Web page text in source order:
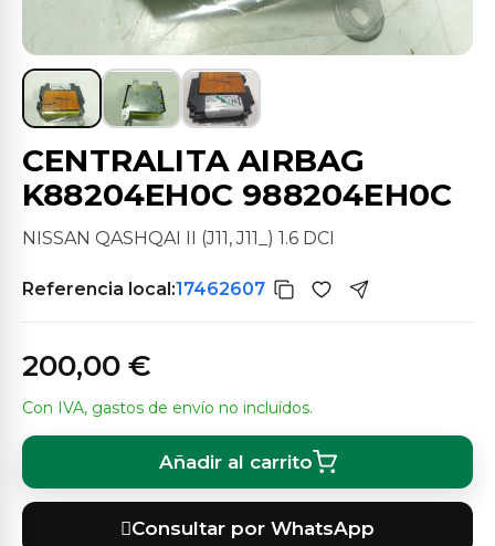
CENTRALITA AIRBAG
K88204EH0C 988204EH0C
NISSAN QASHQAI II (J11, J11_) 1.6 DCI
Referencia local:17462607
200,00 €
Con IVA, gastos de envío no incluídos.
Añadir al carrito
Consultar por WhatsApp